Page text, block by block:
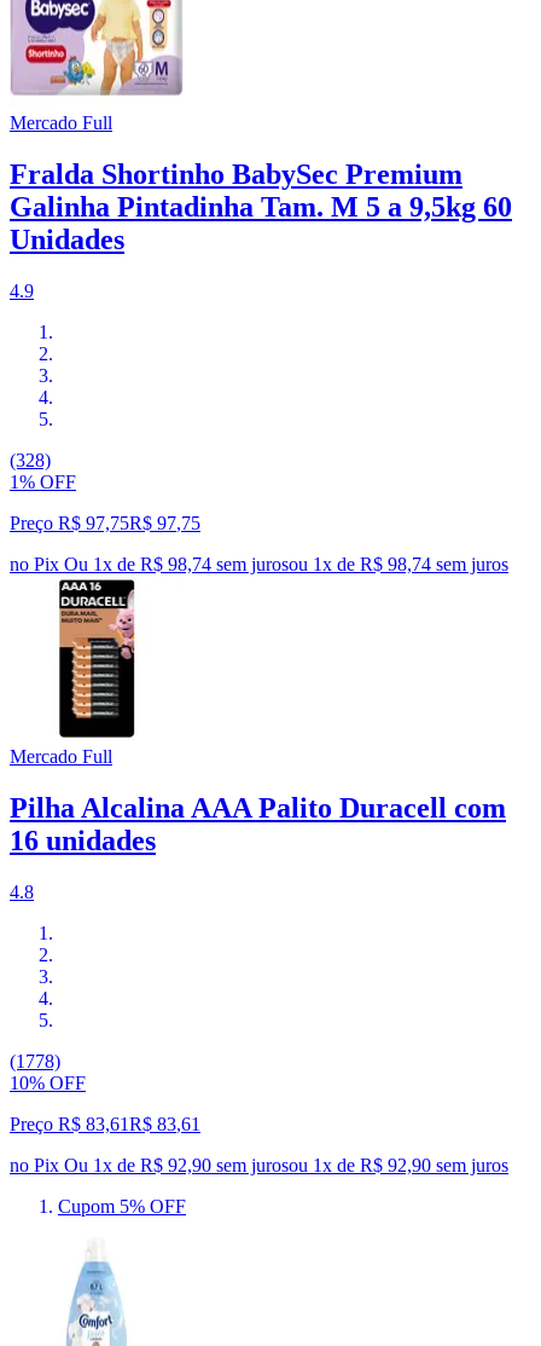
Mercado Full
Fralda Shortinho BabySec Premium
Galinha Pintadinha Tam. M 5 a 9,5kg 60
Unidades
4.9
(328)
1% OFF
Preço R$ 97,75R$ 97,75
no Pix Ou 1x de R$ 98,74 sem jurosou 1x de R$ 98,74 sem juros
Mercado Full
Pilha Alcalina AAA Palito Duracell com
16 unidades
4.8
(1778)
10% OFF
Preço R$ 83,61R$ 83,61
no Pix Ou 1x de R$ 92,90 sem jurosou 1x de R$ 92,90 sem juros
Cupom 5% OFF